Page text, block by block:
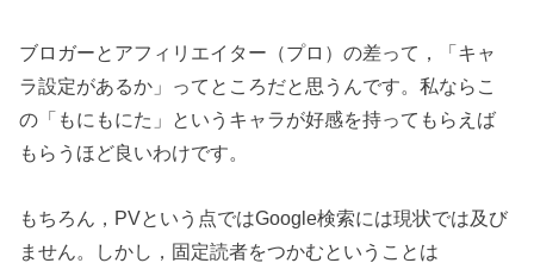
ブロガーとアフィリエイター（プロ）の差って，「キャ
ラ設定があるか」ってところだと思うんです。私ならこ
の「もにもにた」というキャラが好感を持ってもらえば
もらうほど良いわけです。
もちろん，PVという点ではGoogle検索には現状では及び
ません。しかし，固定読者をつかむということは